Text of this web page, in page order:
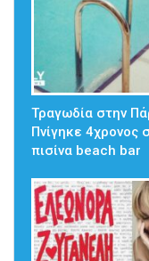
Τραγωδία στην
Πνίγηκε 4χρονος
πισίνα beach bar